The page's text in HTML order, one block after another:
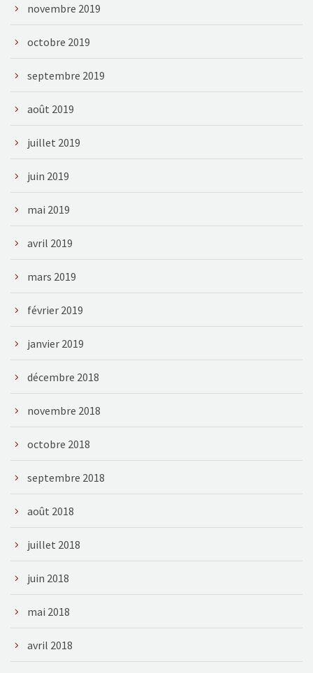
novembre 2019
octobre 2019
septembre 2019
août 2019
juillet 2019
juin 2019
mai 2019
avril 2019
mars 2019
février 2019
janvier 2019
décembre 2018
novembre 2018
octobre 2018
septembre 2018
août 2018
juillet 2018
juin 2018
mai 2018
avril 2018